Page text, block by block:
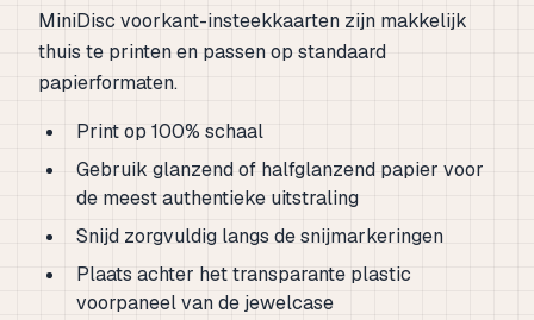
MiniDisc voorkant-insteekkaarten zijn makkelijk
thuis te printen en passen op standaard
papierformaten.
Print op 100% schaal
Gebruik glanzend of halfglanzend papier voor
de meest authentieke uitstraling
Snijd zorgvuldig langs de snijmarkeringen
Plaats achter het transparante plastic
voorpaneel van de jewelcase